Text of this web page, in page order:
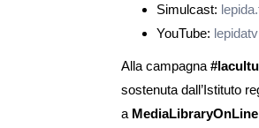
Simulcast:
YouTube: lepidatv
Alla campagna
sostenuta dall’Istituto
a